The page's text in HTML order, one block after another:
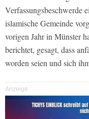
Verfassungsbeschwerde
islamische Gemeinde
vorigen Jahr in Münster
berichtet, gesagt, dass
worden seien und sich
Anzeige